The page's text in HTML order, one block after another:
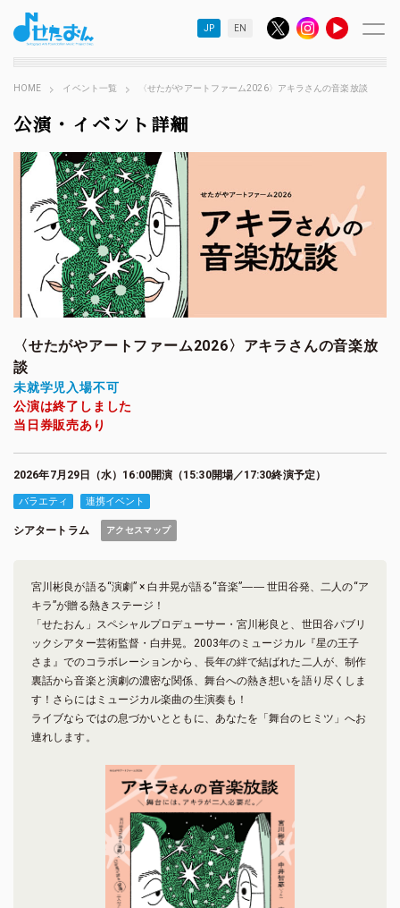
JP EN
HOME イベント一覧 〈せたがやアートファーム2026〉アキラさんの音楽放談
公演・イベント詳細
〈せたがやアートファーム2026〉アキラさんの音楽放
談
未就学児入場不可
公演は終了しました
当日券販売あり
2026年7月29日（水）16:00開演（15:30開場／17:30終演予定）
バラエティ 連携イベント
シアタートラム アクセスマップ
宮川彬良が語る“演劇” × 白井晃が語る“音楽”―― 世田谷発、二人の“ア
キラ”が贈る熱きステージ！
「せたおん」スペシャルプロデューサー・宮川彬良と、世田谷パブリ
ックシアター芸術監督・白井晃。2003年のミュージカル『星の王子
さま』でのコラボレーションから、長年の絆で結ばれた二人が、制作
裏話から音楽と演劇の濃密な関係、舞台への熱き想いを語り尽くしま
す！さらにはミュージカル楽曲の生演奏も！
ライブならではの息づかいとともに、あなたを「舞台のヒミツ」へお
連れします。